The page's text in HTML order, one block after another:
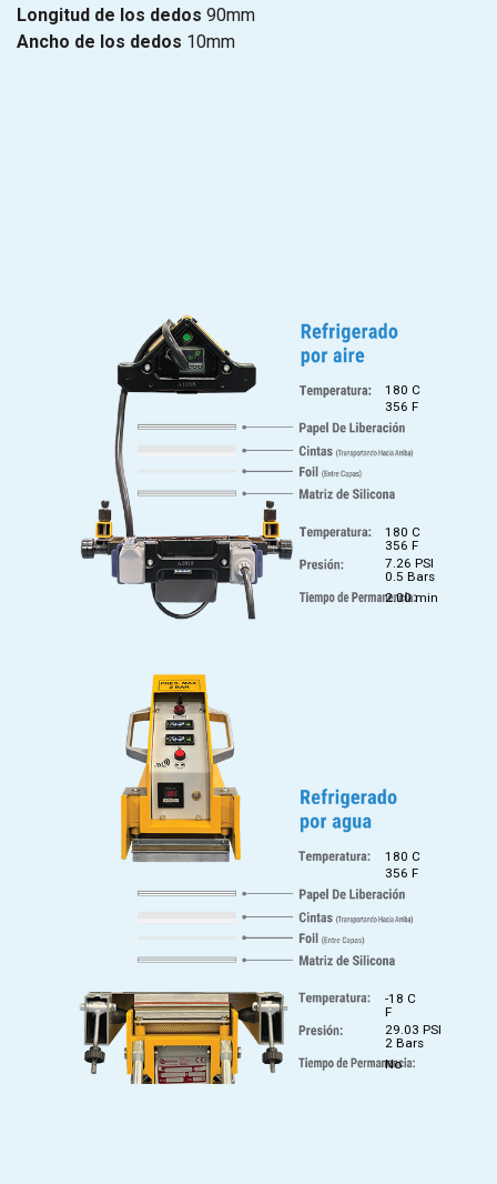
Longitud de los dedos 90mm
Ancho de los dedos 10mm
180 C
356 F
180 C
356 F
7.26 PSI
0.5 Bars
2.00 min
180 C
356 F
-18 C
F
29.03 PSI
2 Bars
No